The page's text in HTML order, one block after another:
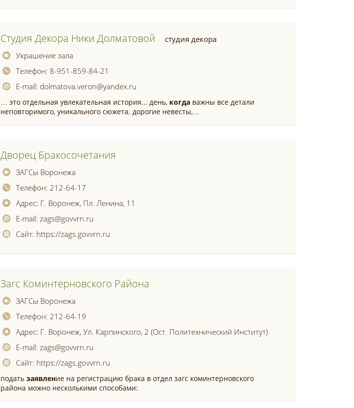
Студия Декора Ники Долматовой
студия декора
Украшение зала
Телефон: 8-951-859-84-21
E-mail: dolmatova.veron@yandex.ru
… это отдельная увлекательная история... день, когда важны все детали
неповторимого, уникального сюжета. дорогие невесты,…
Дворец Бракосочетания
ЗАГСы Воронежа
Телефон:212-64-17
Адрес: Г. Воронеж, Пл. Ленина, 11
E-mail:zags@govvrn.ru
Сайт: https://zags.govvrn.ru
Загс Коминтерновского Района
ЗАГСы Воронежа
Телефон:212-64-19
Адрес: Г. Воронеж, Ул. Карпинского, 2 (ост. Политехнический Институт)
E-mail:zags@govvrn.ru
Сайт: https://zags.govvrn.ru
податьзаявление на регистрацию брака в отдел загс коминтерновского
района можно несколькими способами: